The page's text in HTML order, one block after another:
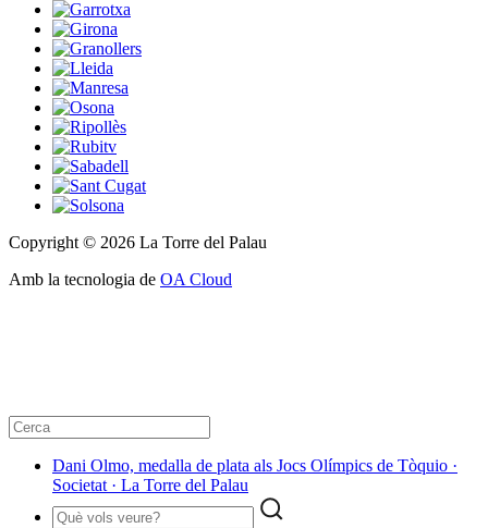
Copyright © 2026 La Torre del Palau
Amb la tecnologia de OA Cloud
Dani Olmo, medalla de plata als Jocs Olímpics de Tòquio ·
Societat · La Torre del Palau